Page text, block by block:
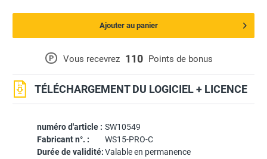
numéro d'article : SW10549
Fabricant n°. :
WS15-PRO-C
Durée de validité:Valable en permanence
P Vous recevrez 110 Points de bonus
TÉLÉCHARGEMENT DU LOGICIEL + LICENCE
Ajouter au panier